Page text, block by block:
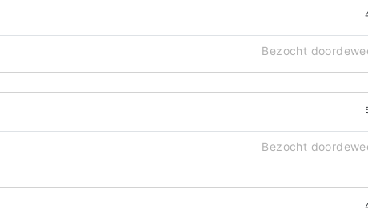
Bezocht
Bezocht